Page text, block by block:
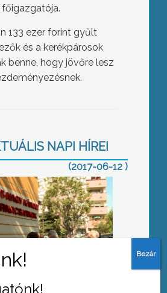
főigazgatója.
133 ezer forint gyűlt
és a kerékpárosok
benne, hogy jövőre lesz
NAPI HÍREI
(2017-06-12 )
regatta